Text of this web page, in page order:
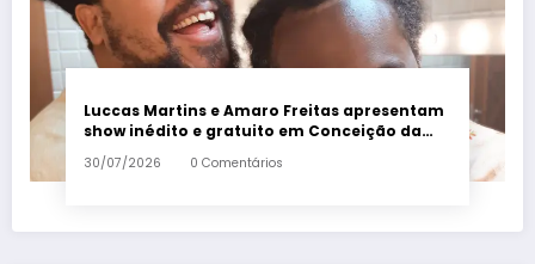
Luccas Martins e Amaro Freitas apresentam
show inédito e gratuito em Conceição da
Barra – Em Dia ES
30/07/2026 0 Comentários